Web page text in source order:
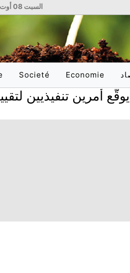
السبت 08 أوت 2026
Societé
Education
Santé
Economie
National
International
تنفيذيين لتقييد حق